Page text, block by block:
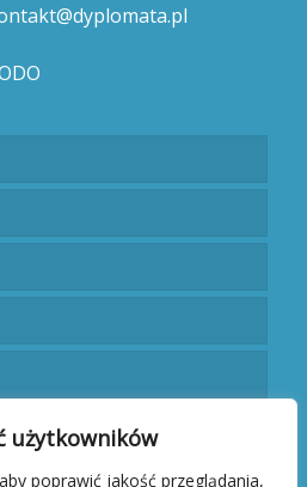
użytkowników
poprawić jakość przeglądania,